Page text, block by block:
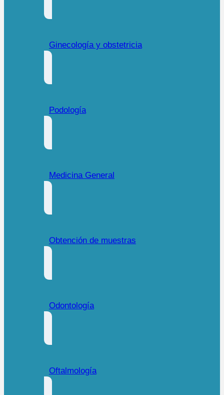
Ginecología y obstetricia
Podología
Medicina General
Obtención de muestras
Odontología
Oftalmología